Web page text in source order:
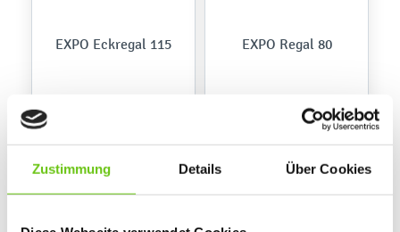
Zustimmung Details Über Cookies
EXPO Eckregal 115 EXPO Regal 80